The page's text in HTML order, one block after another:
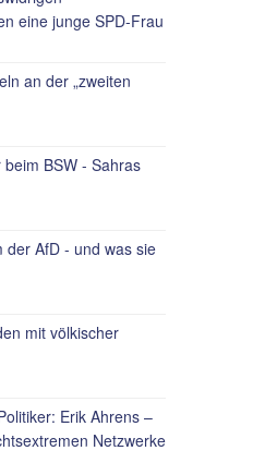
eine junge SPD-Frau
an der „zweiten
BSW - Sahras
der AfD - und was sie
mit völkischer
Erik Ahrens –
Netzwerke